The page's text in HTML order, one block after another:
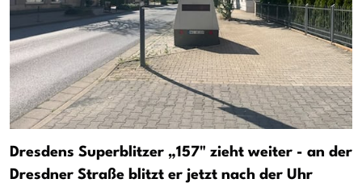
Dresdens Superblitzer „157" zieht weiter - an der
Dresdner Straße blitzt er jetzt nach der Uhr